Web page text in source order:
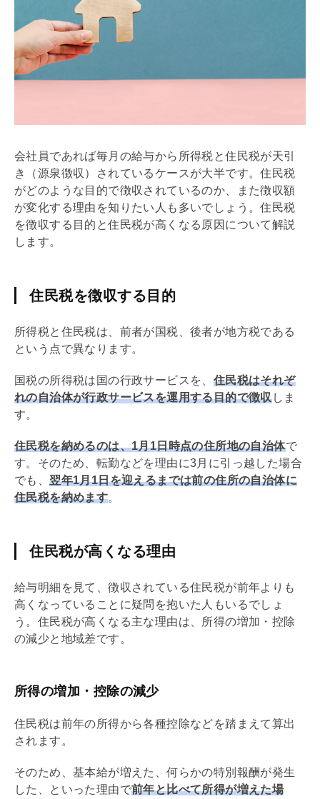
会社員であれば毎月の給与から所得税と住民税が天引
き（源泉徴収）されているケースが大半です。住民税
がどのような目的で徴収されているのか、また徴収額
が変化する理由を知りたい人も多いでしょう。住民税
を徴収する目的と住民税が高くなる原因について解説
します。
住民税を徴収する目的
所得税と住民税は、前者が国税、後者が地方税である
という点で異なります。
国税の所得税は国の行政サービスを、 住民税はそれぞ
れの自治体が行政サービスを運用する目的で徴収しま
す。
住民税を納めるのは、1月1日時点の住所地の自治体で
す。そのため、転勤などを理由に3月に引っ越した場合
でも、翌年1月1日を迎えるまでは前の住所の自治体に
住民税を納めます。
住民税が高くなる理由
給与明細を見て、徴収されている住民税が前年よりも
高くなっていることに疑問を抱いた人もいるでしょ
う。住民税が高くなる主な理由は、所得の増加・控除
の減少と地域差です。
所得の増加・控除の減少
住民税は前年の所得から各種控除などを踏まえて算出
されます。
そのため、基本給が増えた、何らかの特別報酬が発生
した、といった理由で前年と比べて所得が増えた場